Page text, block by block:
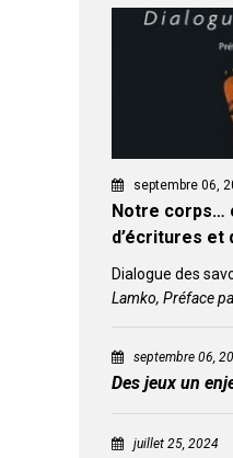
septembre 06,
Notre corps…
d’écritures et
Dialogue des
Lamko, Préface
septembre 06,
Des jeux un
juillet 25, 2024